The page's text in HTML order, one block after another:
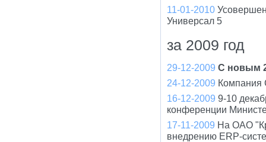
11-01-2010
Универсал 5
за 2009 год
29-12-2009 С новым
24-12-2009 Компания
16-12-2009 9-10
конференции
17-11-2009 На ОАО
внедрению ERP-